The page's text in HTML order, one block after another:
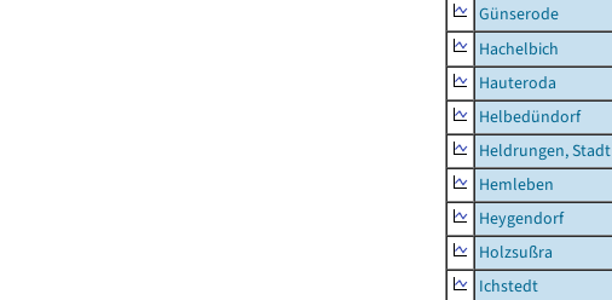
Günserode
Hachelbich
Hauteroda
Helbedündorf
Heldrungen, Stadt
Hemleben
Heygendorf
Holzsußra
Ichstedt